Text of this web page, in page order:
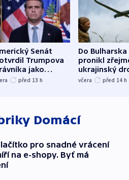
Senát
Trumpova
jako
před 13 h
Do Bulharska
pronikl
ukrajinský
explodoval
včera před 14 h
Domácí
pro snadné vrácení
na e-shopy. Byť má